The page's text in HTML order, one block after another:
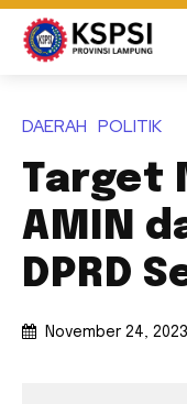
DAERAH POLITIK
Target
AMIN
DPRD
November 24, 2023